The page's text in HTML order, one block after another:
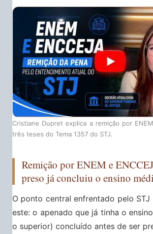
Cristiane Dupret explica a remição por
três teses do Tema 1357 do STJ.
Remição por ENEM e
preso já concluiu o ensino
O ponto central enfrentado pelo STJ
este: o apenado que já tinha o
o superior) concluído antes de ser